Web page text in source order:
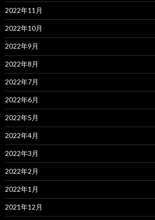
2022年11月
2022年10月
2022年9月
2022年8月
2022年7月
2022年6月
2022年5月
2022年4月
2022年3月
2022年2月
2022年1月
2021年12月